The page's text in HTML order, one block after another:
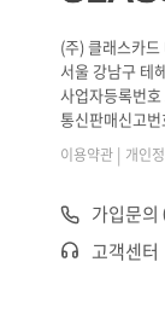
(주) 클래스카
서울 강남구 테
사업자등록번
통신판매신고
이용약관 | 개인
가입문
고객센터